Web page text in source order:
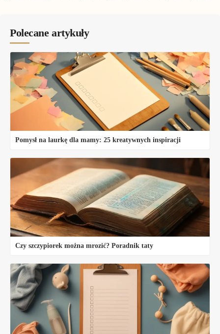
Polecane artykuły
Pomysł na laurkę dla mamy: 25 kreatywnych inspiracji
Czy szczypiorek można mrozić? Poradnik taty